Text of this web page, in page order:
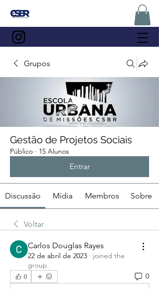
Grupos
Gestão de Projetos Sociais
Público · 15 Alunos
Entrar
Discussão Mídia Membros Sobre
Voltar
Carlos Douglas Rayes
22 de abril de 2023 · joined the
group.
0 0